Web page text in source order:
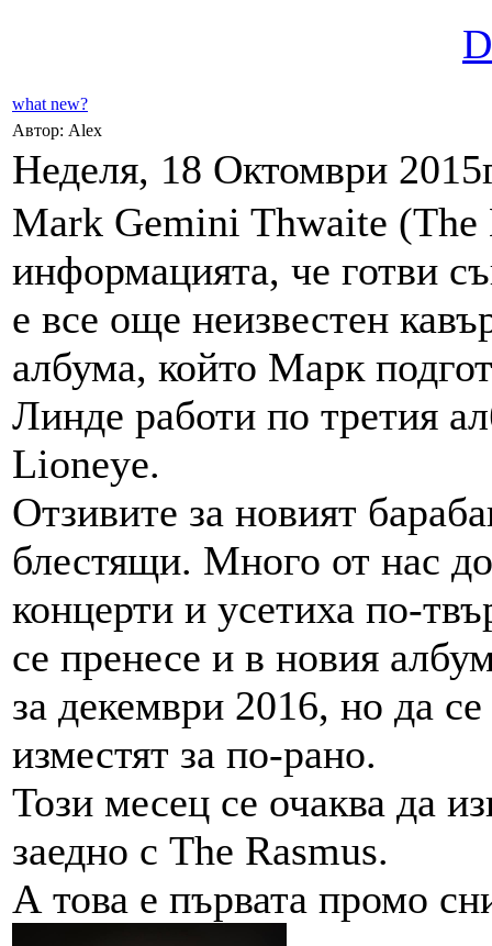
what new?
Автор: Alex
Неделя, 18 Октомври
Mark Gemini Thwaite (The
информацията, че готви
е все още неизвестен
албума, който Марк
Линде работи по третия
Lioneye.
Отзивите за новият
блестящи. Много от нас
концерти и усетиха по-
се пренесе и в новия
за декември 2016, но да
изместят за по-рано.
Този месец се очаква да
заедно с The Rasmus.
А това е първата промо